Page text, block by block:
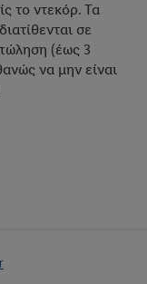
το ντεκόρ. Τα
σε
(έως 3
να μην είναι